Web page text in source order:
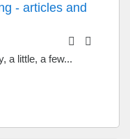
- articles and
a little, a few...